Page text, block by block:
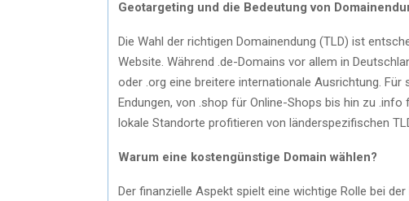
Geotargeting und die Bedeutung von
Die Wahl der richtigen Domainendung (TLD) ist
Website. Während .de-Domains vor allem in
oder .org eine breitere internationale Ausrichtung.
Endungen, von .shop für Online-Shops bis hin zu
lokale Standorte profitieren von länderspezifischen
Warum eine kostengünstige Domain wählen?
Der finanzielle Aspekt spielt eine wichtige Rolle bei